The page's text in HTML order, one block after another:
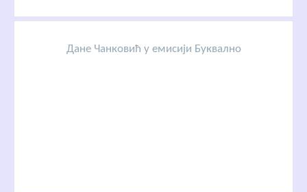
Дане Чанковић у емисији Буквално